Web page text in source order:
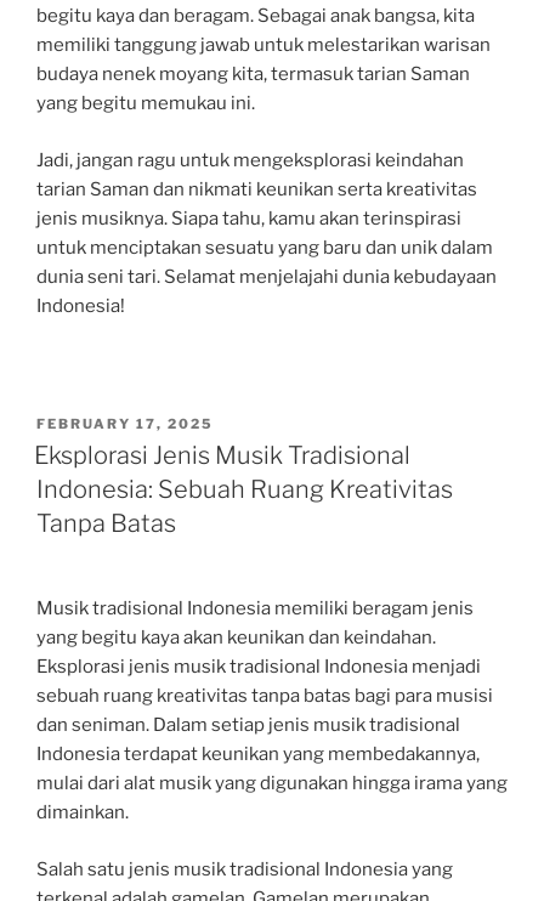
begitu kaya dan beragam. Sebagai anak bangsa, kita
memiliki tanggung jawab untuk melestarikan warisan
budaya nenek moyang kita, termasuk tarian Saman
yang begitu memukau ini.
Jadi, jangan ragu untuk mengeksplorasi keindahan
tarian Saman dan nikmati keunikan serta kreativitas
jenis musiknya. Siapa tahu, kamu akan terinspirasi
untuk menciptakan sesuatu yang baru dan unik dalam
dunia seni tari. Selamat menjelajahi dunia kebudayaan
Indonesia!
POSTED
ON
FEBRUARY 17, 2025
Eksplorasi Jenis Musik Tradisional
Indonesia: Sebuah Ruang Kreativitas
Tanpa Batas
Musik tradisional Indonesia memiliki beragam jenis
yang begitu kaya akan keunikan dan keindahan.
Eksplorasi jenis musik tradisional Indonesia menjadi
sebuah ruang kreativitas tanpa batas bagi para musisi
dan seniman. Dalam setiap jenis musik tradisional
Indonesia terdapat keunikan yang membedakannya,
mulai dari alat musik yang digunakan hingga irama yang
dimainkan.
Salah satu jenis musik tradisional Indonesia yang